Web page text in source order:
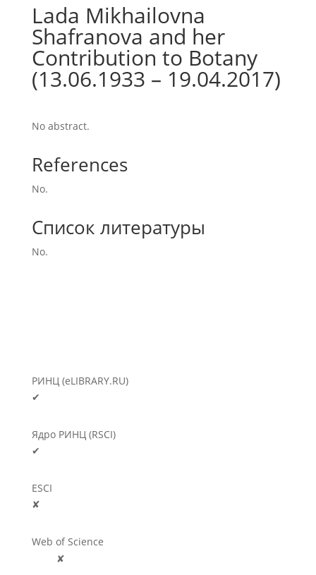
Lada Mikhailovna
Shafranova and her
Contribution to Botany
(13.06.1933 – 19.04.2017)
No abstract.
References
No.
Список литературы
No.
РИНЦ (eLIBRARY.RU)
✔
Ядро РИНЦ (RSCI)
✔
ESCI
✘
Web of Science
✘